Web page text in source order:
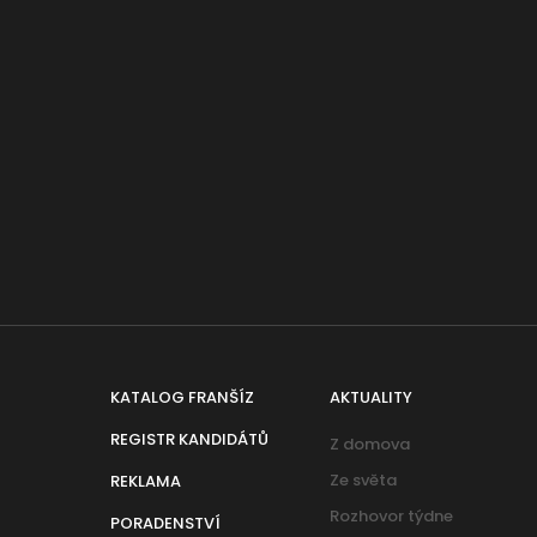
KATALOG FRANŠÍZ
REGISTR KANDIDÁTŮ
REKLAMA
PORADENSTVÍ
AKTUALITY
Z domova
Ze světa
Rozhovor týdne